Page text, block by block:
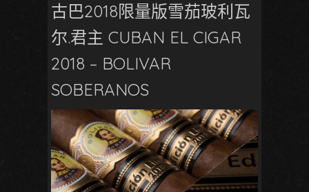
古巴2018限量版雪茄玻利瓦
尔.君主 CUBAN EL CIGAR
2018 – BOLIVAR
SOBERANOS